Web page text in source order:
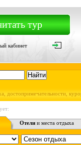
тур
кабинет
достопримечательности,
Отели и места отдыха